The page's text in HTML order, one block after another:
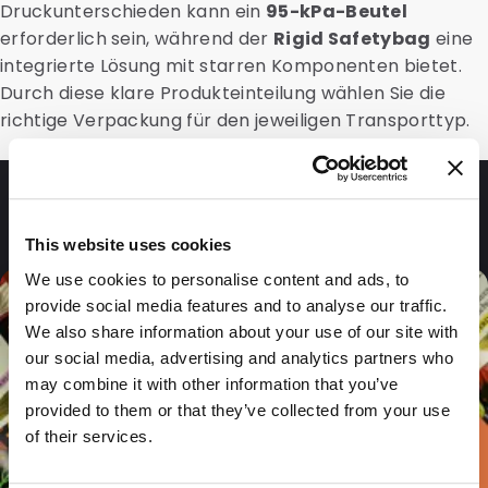
This website uses cookies
We use cookies to personalise content and ads, to
provide social media features and to analyse our traffic.
We also share information about your use of our site with
our social media, advertising and analytics partners who
may combine it with other information that you’ve
provided to them or that they’ve collected from your use
of their services.
Druckunterschieden kann ein 95-kPa-Beutel
erforderlich sein, während der Rigid Safetybag eine
integrierte Lösung mit starren Komponenten bietet.
Durch diese klare Produkteinteilung wählen Sie die
richtige Verpackung für den jeweiligen Transporttyp.
Fragen und Antworten